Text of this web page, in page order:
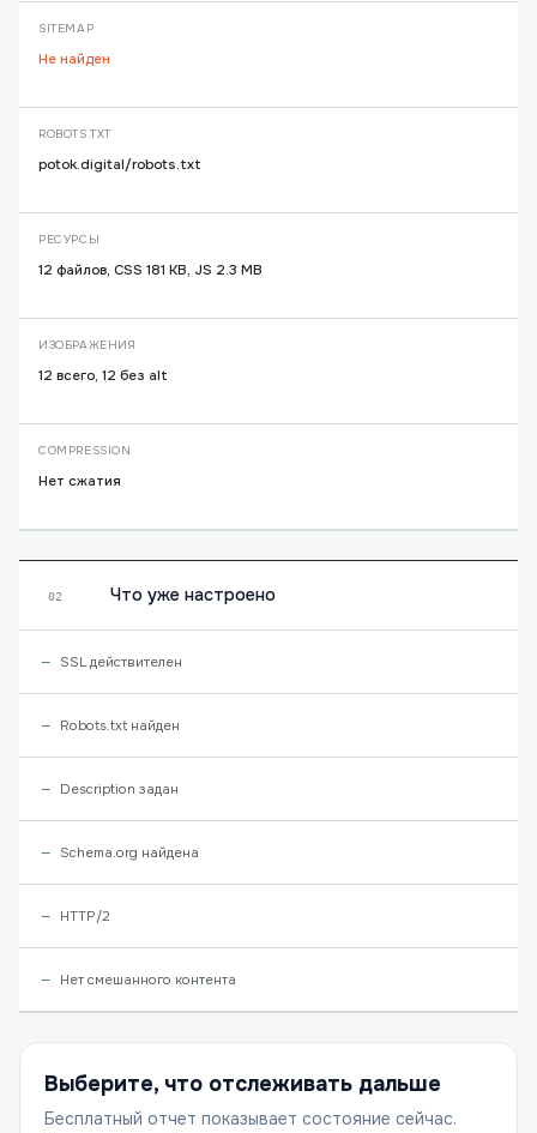
SITEMAP
Не найден
ROBOTS.TXT
potok.digital/robots.txt
РЕСУРСЫ
12 файлов, CSS 181 KB, JS 2.3 MB
ИЗОБРАЖЕНИЯ
12 всего, 12 без alt
COMPRESSION
Нет сжатия
02 Что уже настроено
SSL действителен
Robots.txt найден
Description задан
Schema.org найдена
HTTP/2
Нет смешанного контента
Выберите, что отслеживать дальше
Бесплатный отчет показывает состояние сейчас.